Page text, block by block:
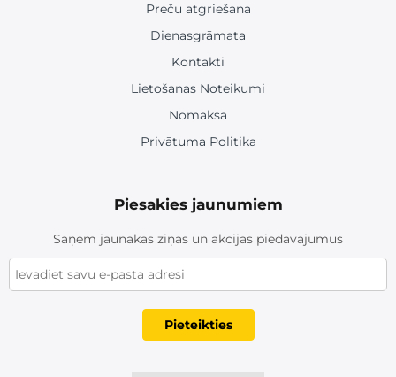
Preču atgriešana
Dienasgrāmata
Kontakti
Lietošanas Noteikumi
Nomaksa
Privātuma Politika
Piesakies jaunumiem
Saņem jaunākās ziņas un akcijas piedāvājumus
Pieteikties